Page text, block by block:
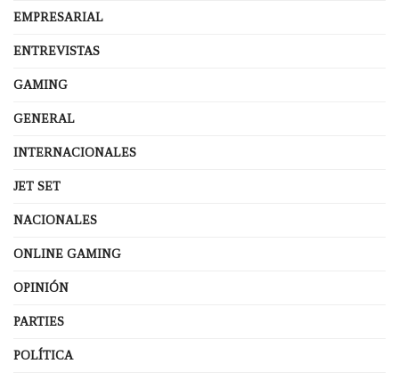
EMPRESARIAL
ENTREVISTAS
GAMING
GENERAL
INTERNACIONALES
JET SET
NACIONALES
ONLINE GAMING
OPINIÓN
PARTIES
POLÍTICA